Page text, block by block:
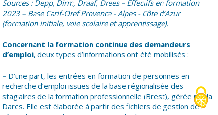
Sources : Depp, Dirm, Draaf, Drees – Effectifs en formation
2023 – Base Carif-Oref Provence - Alpes - Côte d’Azur
(formation initiale, voie scolaire et apprentissage).
Concernant la formation continue des demandeurs
d’emploi, deux types d’informations ont été mobilisés :
– D’une part, les entrées en formation de personnes en
recherche d’emploi issues de la base régionalisée des
stagiaires de la formation professionnelle (Brest), gérée par la
Dares. Elle est élaborée à partir des fichiers de gestion de